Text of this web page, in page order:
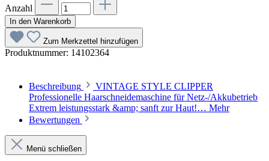
Anzahl
In den Warenkorb
Zum Merkzettel hinzufügen
Produktnummer: 14102364
Beschreibung
VINTAGE STYLE CLIPPER
Professionelle Haarschneidemaschine für Netz-/Akkubetrieb
Extrem leistungsstark &amp; sanft zur Haut!… Mehr
Bewertungen
Menü schließen